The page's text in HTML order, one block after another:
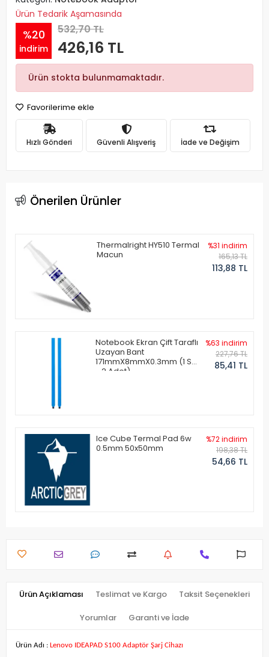
Ürün Tedarik Aşamasında
%20
indirim
532,70 TL
426,16 TL
Ürün stokta bulunmamaktadır.
Favorilerime ekle
Hızlı Gönderi Güvenli Alışveriş İade ve Değişim
Önerilen Ürünler
Thermalright HY510 Termal
Macun
%31 indirim
165,13 TL
113,88 TL
Notebook Ekran Çift Taraflı
Uzayan Bant
171mmX8mmX0.3mm (1 Set
- 2 Adet)
%63 indirim
227,76 TL
85,41 TL
Ice Cube Termal Pad 6w
0.5mm 50x50mm
%72 indirim
198,38 TL
54,66 TL
Ürün Açıklaması Teslimat ve Kargo Taksit Seçenekleri
Yorumlar Garanti ve İade
Ürün Adı : Lenovo IDEAPAD S100 Adaptör Şarj Cihazı